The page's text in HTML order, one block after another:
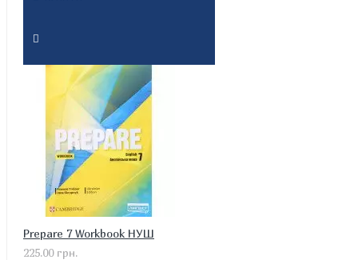
Prepare 7 Workbook НУШ
225.00 грн.